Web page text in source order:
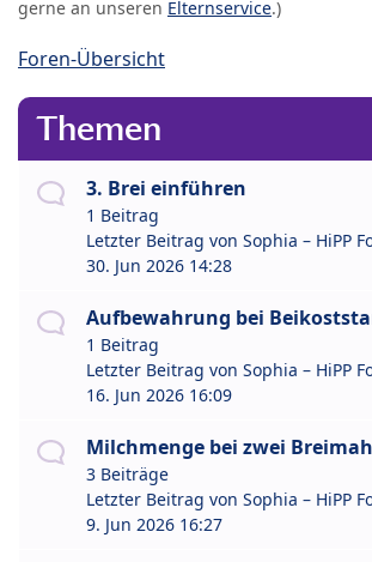
gerne an unseren Elternservice.)
Foren-Übersicht
Themen
3. Brei einführen
1 Beitrag
Letzter Beitrag von Sophia – HiPP
30. Jun 2026 14:28
Aufbewahrung bei
1 Beitrag
Letzter Beitrag von Sophia – HiPP
16. Jun 2026 16:09
Milchmenge bei zwei
3 Beiträge
Letzter Beitrag von Sophia – HiPP
9. Jun 2026 16:27